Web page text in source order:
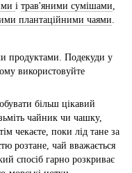
і трав'яними сумішами,
плантаційними чаями.
продуктами. Подекуди у
використовуйте
більш цікавий
чайник чи чашку,
чекаєте, поки лід тане за
розтане, чай вважається
спосіб гарно розкриває